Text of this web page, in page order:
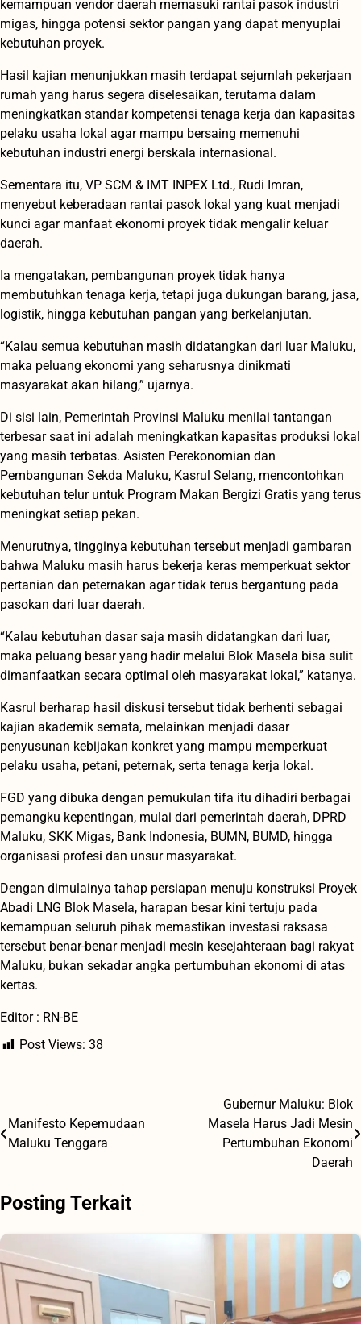
kemampuan vendor daerah memasuki rantai pasok industri
migas, hingga potensi sektor pangan yang dapat menyuplai
kebutuhan proyek.
Hasil kajian menunjukkan masih terdapat sejumlah pekerjaan
rumah yang harus segera diselesaikan, terutama dalam
meningkatkan standar kompetensi tenaga kerja dan kapasitas
pelaku usaha lokal agar mampu bersaing memenuhi
kebutuhan industri energi berskala internasional.
Sementara itu, VP SCM & IMT INPEX Ltd., Rudi Imran,
menyebut keberadaan rantai pasok lokal yang kuat menjadi
kunci agar manfaat ekonomi proyek tidak mengalir keluar
daerah.
Ia mengatakan, pembangunan proyek tidak hanya
membutuhkan tenaga kerja, tetapi juga dukungan barang, jasa,
logistik, hingga kebutuhan pangan yang berkelanjutan.
“Kalau semua kebutuhan masih didatangkan dari luar Maluku,
maka peluang ekonomi yang seharusnya dinikmati
masyarakat akan hilang,” ujarnya.
Di sisi lain, Pemerintah Provinsi Maluku menilai tantangan
terbesar saat ini adalah meningkatkan kapasitas produksi lokal
yang masih terbatas. Asisten Perekonomian dan
Pembangunan Sekda Maluku, Kasrul Selang, mencontohkan
kebutuhan telur untuk Program Makan Bergizi Gratis yang terus
meningkat setiap pekan.
Menurutnya, tingginya kebutuhan tersebut menjadi gambaran
bahwa Maluku masih harus bekerja keras memperkuat sektor
pertanian dan peternakan agar tidak terus bergantung pada
pasokan dari luar daerah.
“Kalau kebutuhan dasar saja masih didatangkan dari luar,
maka peluang besar yang hadir melalui Blok Masela bisa sulit
dimanfaatkan secara optimal oleh masyarakat lokal,” katanya.
Kasrul berharap hasil diskusi tersebut tidak berhenti sebagai
kajian akademik semata, melainkan menjadi dasar
penyusunan kebijakan konkret yang mampu memperkuat
pelaku usaha, petani, peternak, serta tenaga kerja lokal.
FGD yang dibuka dengan pemukulan tifa itu dihadiri berbagai
pemangku kepentingan, mulai dari pemerintah daerah, DPRD
Maluku, SKK Migas, Bank Indonesia, BUMN, BUMD, hingga
organisasi profesi dan unsur masyarakat.
Dengan dimulainya tahap persiapan menuju konstruksi Proyek
Abadi LNG Blok Masela, harapan besar kini tertuju pada
kemampuan seluruh pihak memastikan investasi raksasa
tersebut benar-benar menjadi mesin kesejahteraan bagi rakyat
Maluku, bukan sekadar angka pertumbuhan ekonomi di atas
kertas.
Editor : RN-BE
Post Views: 38
pos
Manifesto Kepemudaan
Maluku Tenggara
Gubernur Maluku: Blok
Masela Harus Jadi Mesin
Pertumbuhan Ekonomi
Daerah
Posting Terkait